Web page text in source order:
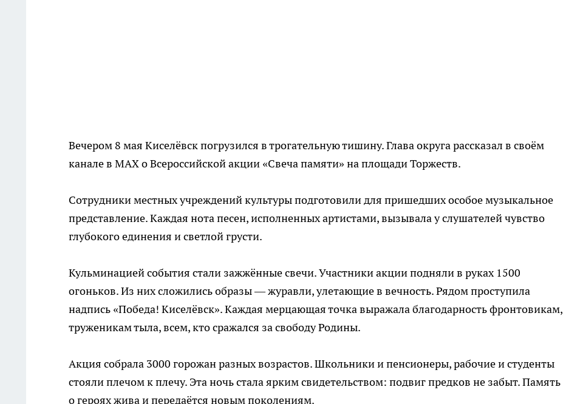
Вечером 8 мая Киселёвск погрузился в трогательную тишину. Глава округа рассказал в своём
канале в МАХ о Всероссийской акции «Свеча памяти» на площади Торжеств.
Сотрудники местных учреждений культуры подготовили для пришедших особое музыкальное
представление. Каждая нота песен, исполненных артистами, вызывала у слушателей чувство
глубокого единения и светлой грусти.
Кульминацией события стали зажжённые свечи. Участники акции подняли в руках 1500
огоньков. Из них сложились образы — журавли, улетающие в вечность. Рядом проступила
надпись «Победа! Киселёвск». Каждая мерцающая точка выражала благодарность фронтовикам,
труженикам тыла, всем, кто сражался за свободу Родины.
Акция собрала 3000 горожан разных возрастов. Школьники и пенсионеры, рабочие и студенты
стояли плечом к плечу. Эта ночь стала ярким свидетельством: подвиг предков не забыт. Память
о героях жива и передаётся новым поколениям.